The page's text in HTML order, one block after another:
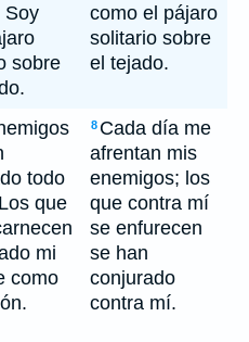
Soy
sobre
como el pájaro
solitario sobre
el tejado.
todo
que
mi
como
8 Cada día me
afrentan mis
enemigos; los
que contra mí
se enfurecen
se han
conjurado
contra mí.